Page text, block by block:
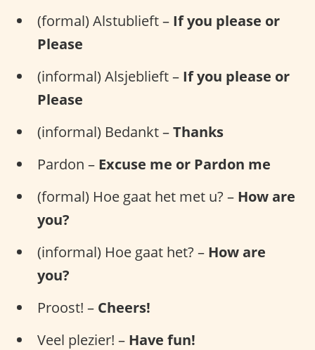
(formal) Alstublieft – If you please or
Please
(informal) Alsjeblieft – If you please or
Please
(informal) Bedankt –Thanks
Pardon – Excuse me or Pardon me
(formal) Hoe gaat het met u? – How are
you?
(informal) Hoe gaat het? – How are
you?
Proost! – Cheers!
Veel plezier! – Have fun!